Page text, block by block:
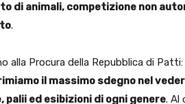
di animali, competizione non
.
alla Procura della Repubblica di
il massimo sdegno nel
palii ed esibizioni di ogni genere. Al